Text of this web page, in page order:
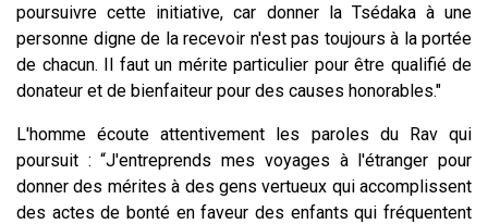
poursuivre cette initiative, car donner la Tsédaka à une
personne digne de la recevoir n'est pas toujours à la portée
de chacun. Il faut un mérite particulier pour être qualifié de
donateur et de bienfaiteur pour des causes honorables."
L'homme écoute attentivement les paroles du Rav qui
poursuit : “J'entreprends mes voyages à l'étranger pour
donner des mérites à des gens vertueux qui accomplissent
des actes de bonté en faveur des enfants qui fréquentent